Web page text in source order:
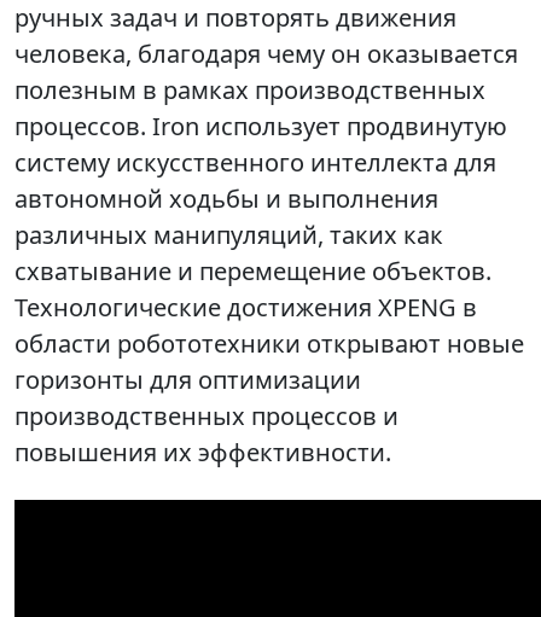
ручных задач и повторять движения
человека, благодаря чему он оказывается
полезным в рамках производственных
процессов. Iron использует продвинутую
систему искусственного интеллекта для
автономной ходьбы и выполнения
различных манипуляций, таких как
схватывание и перемещение объектов.
Технологические достижения XPENG в
области робототехники открывают новые
горизонты для оптимизации
производственных процессов и
повышения их эффективности.